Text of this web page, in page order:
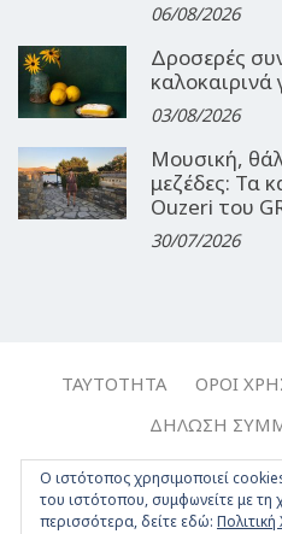
06/08/2026
Δροσερές
καλοκαιρινά
03/08/2026
Μουσική,
μεζέδες: Τα
Ouzeri του
30/07/2026
ΤΑΥΤΌΤΗΤΑ ΌΡΟΙ
ΔΉΛΩΣΗ
Copyright © 2017-2026,
Crafted by
Ο ιστότοπος χρησιμοποιεί
του ιστότοπου, συμφωνείτε με τη
περισσότερα, δείτε εδώ: